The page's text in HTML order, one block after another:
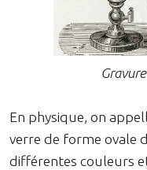
En physique, on
verre de forme ovale
différentes couleurs